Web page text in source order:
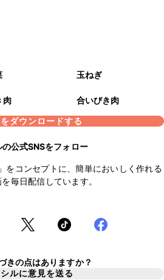
玉ねぎ
肉
合いびき肉
ダウンロードする
の公式SNSをフォロー
をコンセプトに、簡単においしく作れる
毎日配信しています。
きの点はありますか？
ルに意見を送る